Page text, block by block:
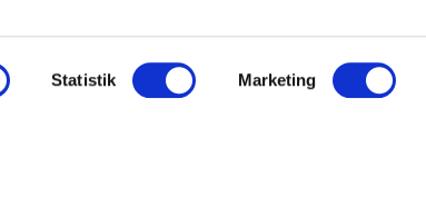
Statistik Marketing